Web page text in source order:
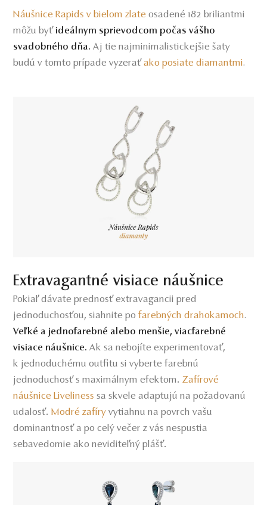
Náušnice Rapids v bielom zlate osadené 182 briliantmi
môžu byť ideálnym sprievodcom počas vášho
svadobného dňa. Aj tie najminimalistickejšie šaty
budú v tomto prípade vyzerať ako posiate diamantmi.
Extravagantné visiace náušnice
Pokiaľ dávate prednosť extravagancii pred
jednoduchosťou, siahnite po farebných drahokamoch.
Veľké a jednofarebné alebo menšie, viacfarebné
visiace náušnice. Ak sa nebojíte experimentovať,
k jednoduchému outfitu si vyberte farebnú
jednoduchosť s maximálnym efektom. Zafírové
náušnice Liveliness sa skvele adaptujú na požadovanú
udalosť. Modré zafíry vytiahnu na povrch vašu
dominantnosť a po celý večer z vás nespustia
sebavedomie ako neviditeľný plášť.